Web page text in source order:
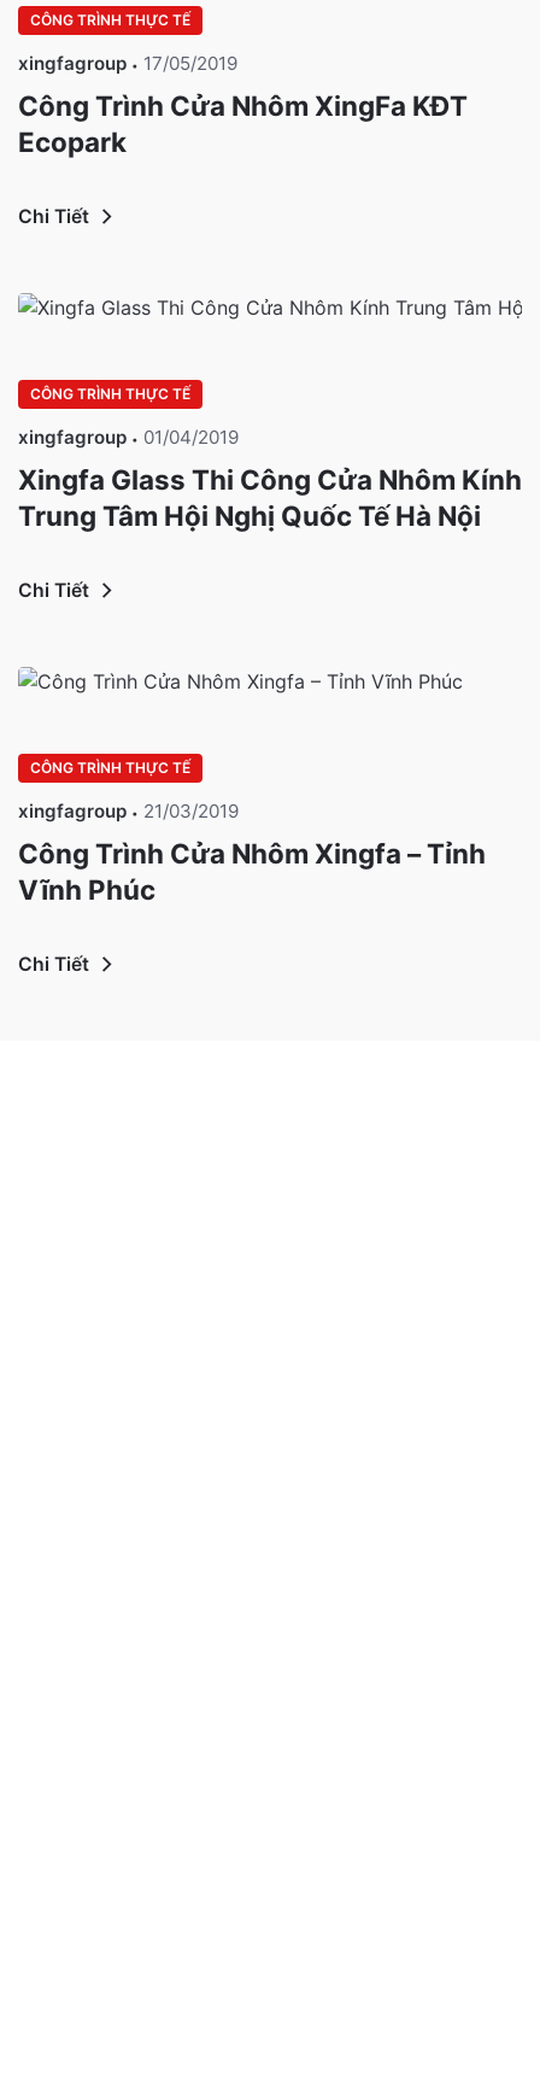
CÔNG TRÌNH THỰC TẾ
xingfagroup 17/05/2019
Công Trình Cửa Nhôm XingFa KĐT
Ecopark
Chi Tiết
CÔNG TRÌNH THỰC TẾ
xingfagroup 01/04/2019
Xingfa Glass Thi Công Cửa Nhôm Kính
Trung Tâm Hội Nghị Quốc Tế Hà Nội
Chi Tiết
CÔNG TRÌNH THỰC TẾ
xingfagroup 21/03/2019
Công Trình Cửa Nhôm Xingfa – Tỉnh
Vĩnh Phúc
Chi Tiết